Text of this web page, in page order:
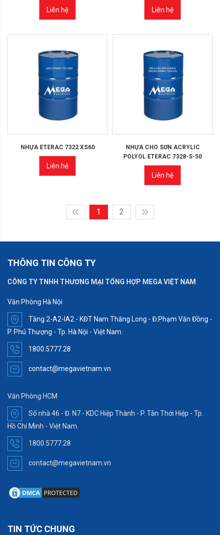
Liên hệ Liên hệ
NHỰA ETERAC 7322 XS60
Liên hệ
NHỰA CHO SƠN ACRYLIC
POLYOL ETERAC 7328-S-50
Liên hệ
1 2
THÔNG TIN CÔNG TY
CÔNG TY TNHH THƯƠNG MẠI TỔNG HỢP MEGA VIỆT NAM
Văn Phòng Hà Nội
Tầng 2-A2-IA2 - KĐT Nam Thăng Long - Đ.Phạm Văn Đồng -
P. Phú Thượng - Tp. Hà Nội - Việt Nam.
1800.5777.28
contact@megavietnam.vn
Văn Phòng HCM
Số nhà 46 - Đ. N7 - KDC Hiệp Thành - P. Tân Thới Hiệp - Tp.
Hồ Chí Minh - Việt Nam.
1800.5777.28
contact@megavietnam.vn
TIN TỨC CHUNG